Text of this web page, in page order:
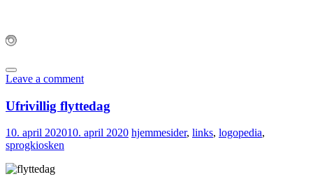
Leave a comment
Ufrivillig flyttedag
10. april 202010. april 2020 hjemmesider, links, logopedia,
sprogkiosken